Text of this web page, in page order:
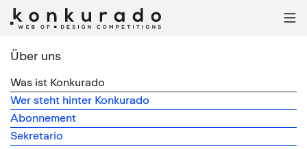

Über uns
Was ist Konkurado
Wer steht hinter Konkurado
Abonnement
Sekretario